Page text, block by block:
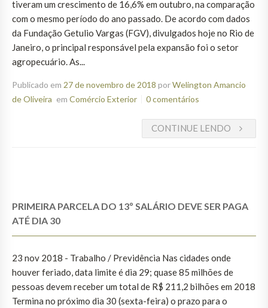
tiveram um crescimento de 16,6% em outubro, na comparação
com o mesmo período do ano passado. De acordo com dados
da Fundação Getulio Vargas (FGV), divulgados hoje no Rio de
Janeiro, o principal responsável pela expansão foi o setor
agropecuário. As...
Publicado em 27 de novembro de 2018 porWelington Amancio
de Oliveira em Comércio Exterior 0 comentários
CONTINUE LENDO
PRIMEIRA PARCELA DO 13º SALÁRIO DEVE SER PAGA
ATÉ DIA 30
23 nov 2018 - Trabalho / Previdência Nas cidades onde
houver feriado, data limite é dia 29; quase 85 milhões de
pessoas devem receber um total de R$ 211,2 bilhões em 2018
Termina no próximo dia 30 (sexta-feira) o prazo para o